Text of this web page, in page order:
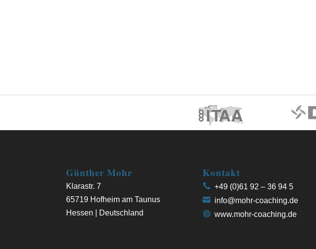
Günther Mohr
Klarastr. 7
65719 Hofheim am Taunus
Hessen | Deutschland
Kontakt
+49 (0)61 92 – 36 94 5
info@mohr-coaching.de
www.mohr-coaching.de